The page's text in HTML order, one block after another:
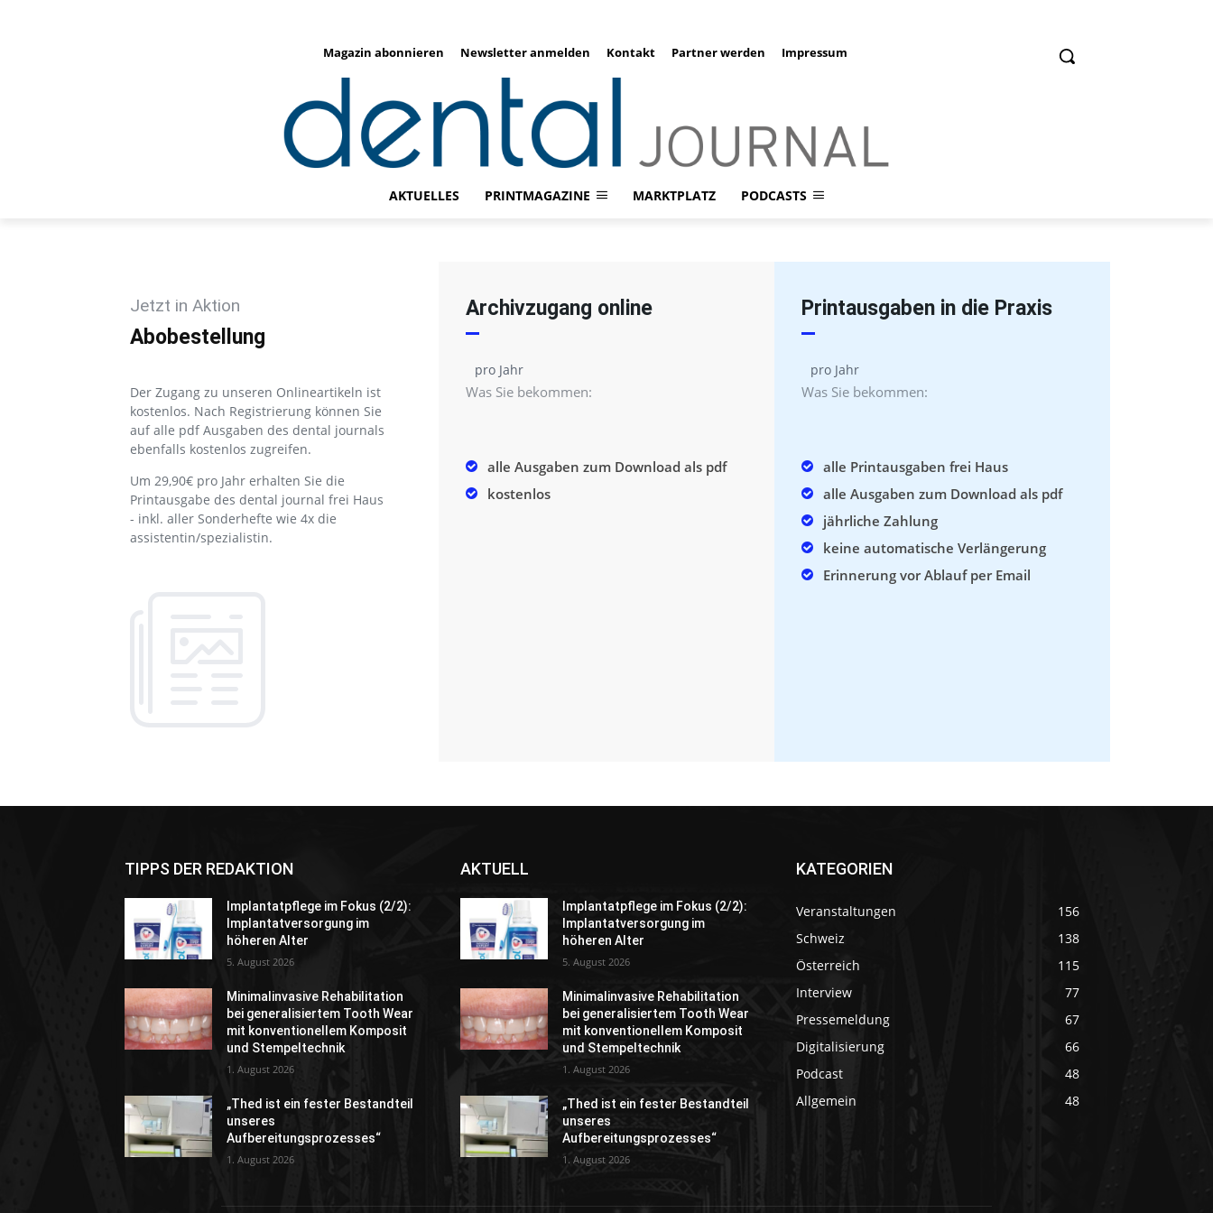
Magazin abonnieren Newsletter anmelden Kontakt Partner werden Impressum
AKTUELLES PRINTMAGAZINE MARKTPLATZ PODCASTS
Jetzt in Aktion
Abobestellung
Der Zugang zu unseren Onlineartikeln ist
kostenlos. Nach Registrierung können Sie
auf alle pdf Ausgaben des dental journals
ebenfalls kostenlos zugreifen.
Um 29,90€ pro Jahr erhalten Sie die
Printausgabe des dental journal frei Haus
- inkl. aller Sonderhefte wie 4x die
assistentin/spezialistin.
Archivzugang online
pro Jahr
Was Sie bekommen:
alle Ausgaben zum Download als pdf
kostenlos
Printausgaben in die Praxis
pro Jahr
Was Sie bekommen:
alle Printausgaben frei Haus
alle Ausgaben zum Download als pdf
jährliche Zahlung
keine automatische Verlängerung
Erinnerung vor Ablauf per Email
TIPPS DER REDAKTION
Implantatpflege im Fokus (2/2):
Implantatversorgung im
höheren Alter
5. August 2026
Minimalinvasive Rehabilitation
bei generalisiertem Tooth Wear
mit konventionellem Komposit
und Stempeltechnik
1. August 2026
„Thed ist ein fester Bestandteil
unseres
Aufbereitungsprozesses“
1. August 2026
AKTUELL
Implantatpflege im Fokus (2/2):
Implantatversorgung im
höheren Alter
5. August 2026
Minimalinvasive Rehabilitation
bei generalisiertem Tooth Wear
mit konventionellem Komposit
und Stempeltechnik
1. August 2026
„Thed ist ein fester Bestandteil
unseres
Aufbereitungsprozesses“
1. August 2026
KATEGORIEN
Veranstaltungen
156
Schweiz
138
Österreich
115
Interview
77
Pressemeldung
67
Digitalisierung
66
Podcast
48
Allgemein
48